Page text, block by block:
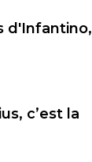
d'Infantino,
c’est la